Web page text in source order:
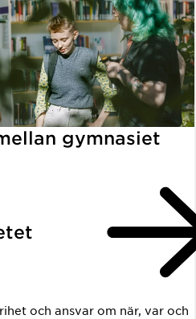
gymnasiet
och ansvar om när, var och